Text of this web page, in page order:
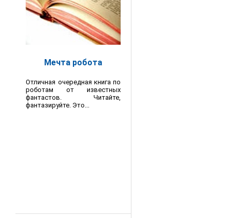
Мечта робота
Отличная очередная книга по
роботам от известных
фантастов. Читайте,
фантазируйте. Это...